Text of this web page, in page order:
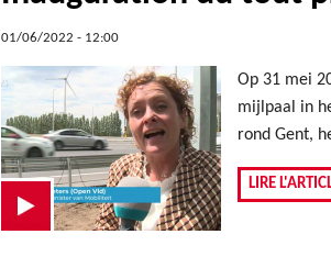
01/06/2022 - 12:00
Op 31 mei
mijlpaal in
rond Gent,
LIRE